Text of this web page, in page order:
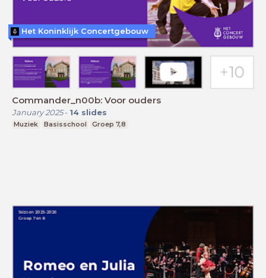
Commander_n00b: Voor ouders
January 2025- 14 slides
Muziek Basisschool Groep 7,8
Het Koninklijk Concertgebouw